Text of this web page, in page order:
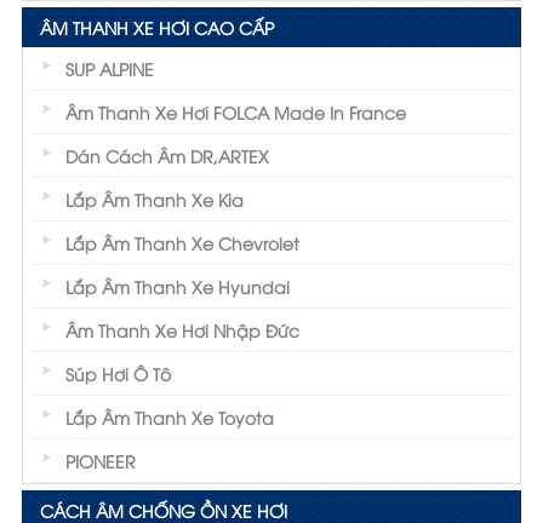
ÂM THANH XE HƠI CAO CẤP
SUP ALPINE
Âm Thanh Xe Hơi FOLCA Made In France
Dán Cách Âm DR,ARTEX
Lắp Âm Thanh Xe Kia
Lắp Âm Thanh Xe Chevrolet
Lắp Âm Thanh Xe Hyundai
Âm Thanh Xe Hơi Nhập Đức
Súp Hơi Ô Tô
Lắp Âm Thanh Xe Toyota
PIONEER
CÁCH ÂM CHỐNG ỒN XE HƠI